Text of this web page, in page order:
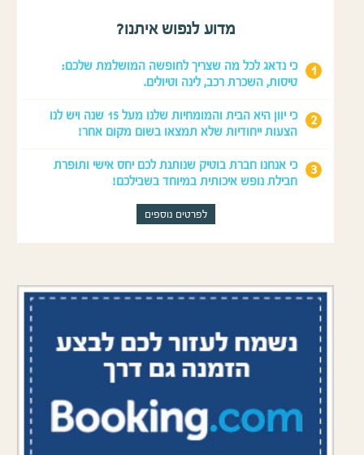
מדוע לנפוש איתנו?
כי נדאג לכל מה שצריך לחופשה המושלמת שלכם:
טיסות, השכרת רכב, לינה וטיולים.
כי יוון היא הבית והמומחיות שלנו מעל 15 שנה ויש לנו
הצעות ייחודיות שלא תמצאו בשום מקום אחר!
כי אנחנו חברת בוטיק שנותנת לכם יחס אישי ותופרת
חבילת נופש איכותית במיוחד בשבילכם!
לפרטים נוספים